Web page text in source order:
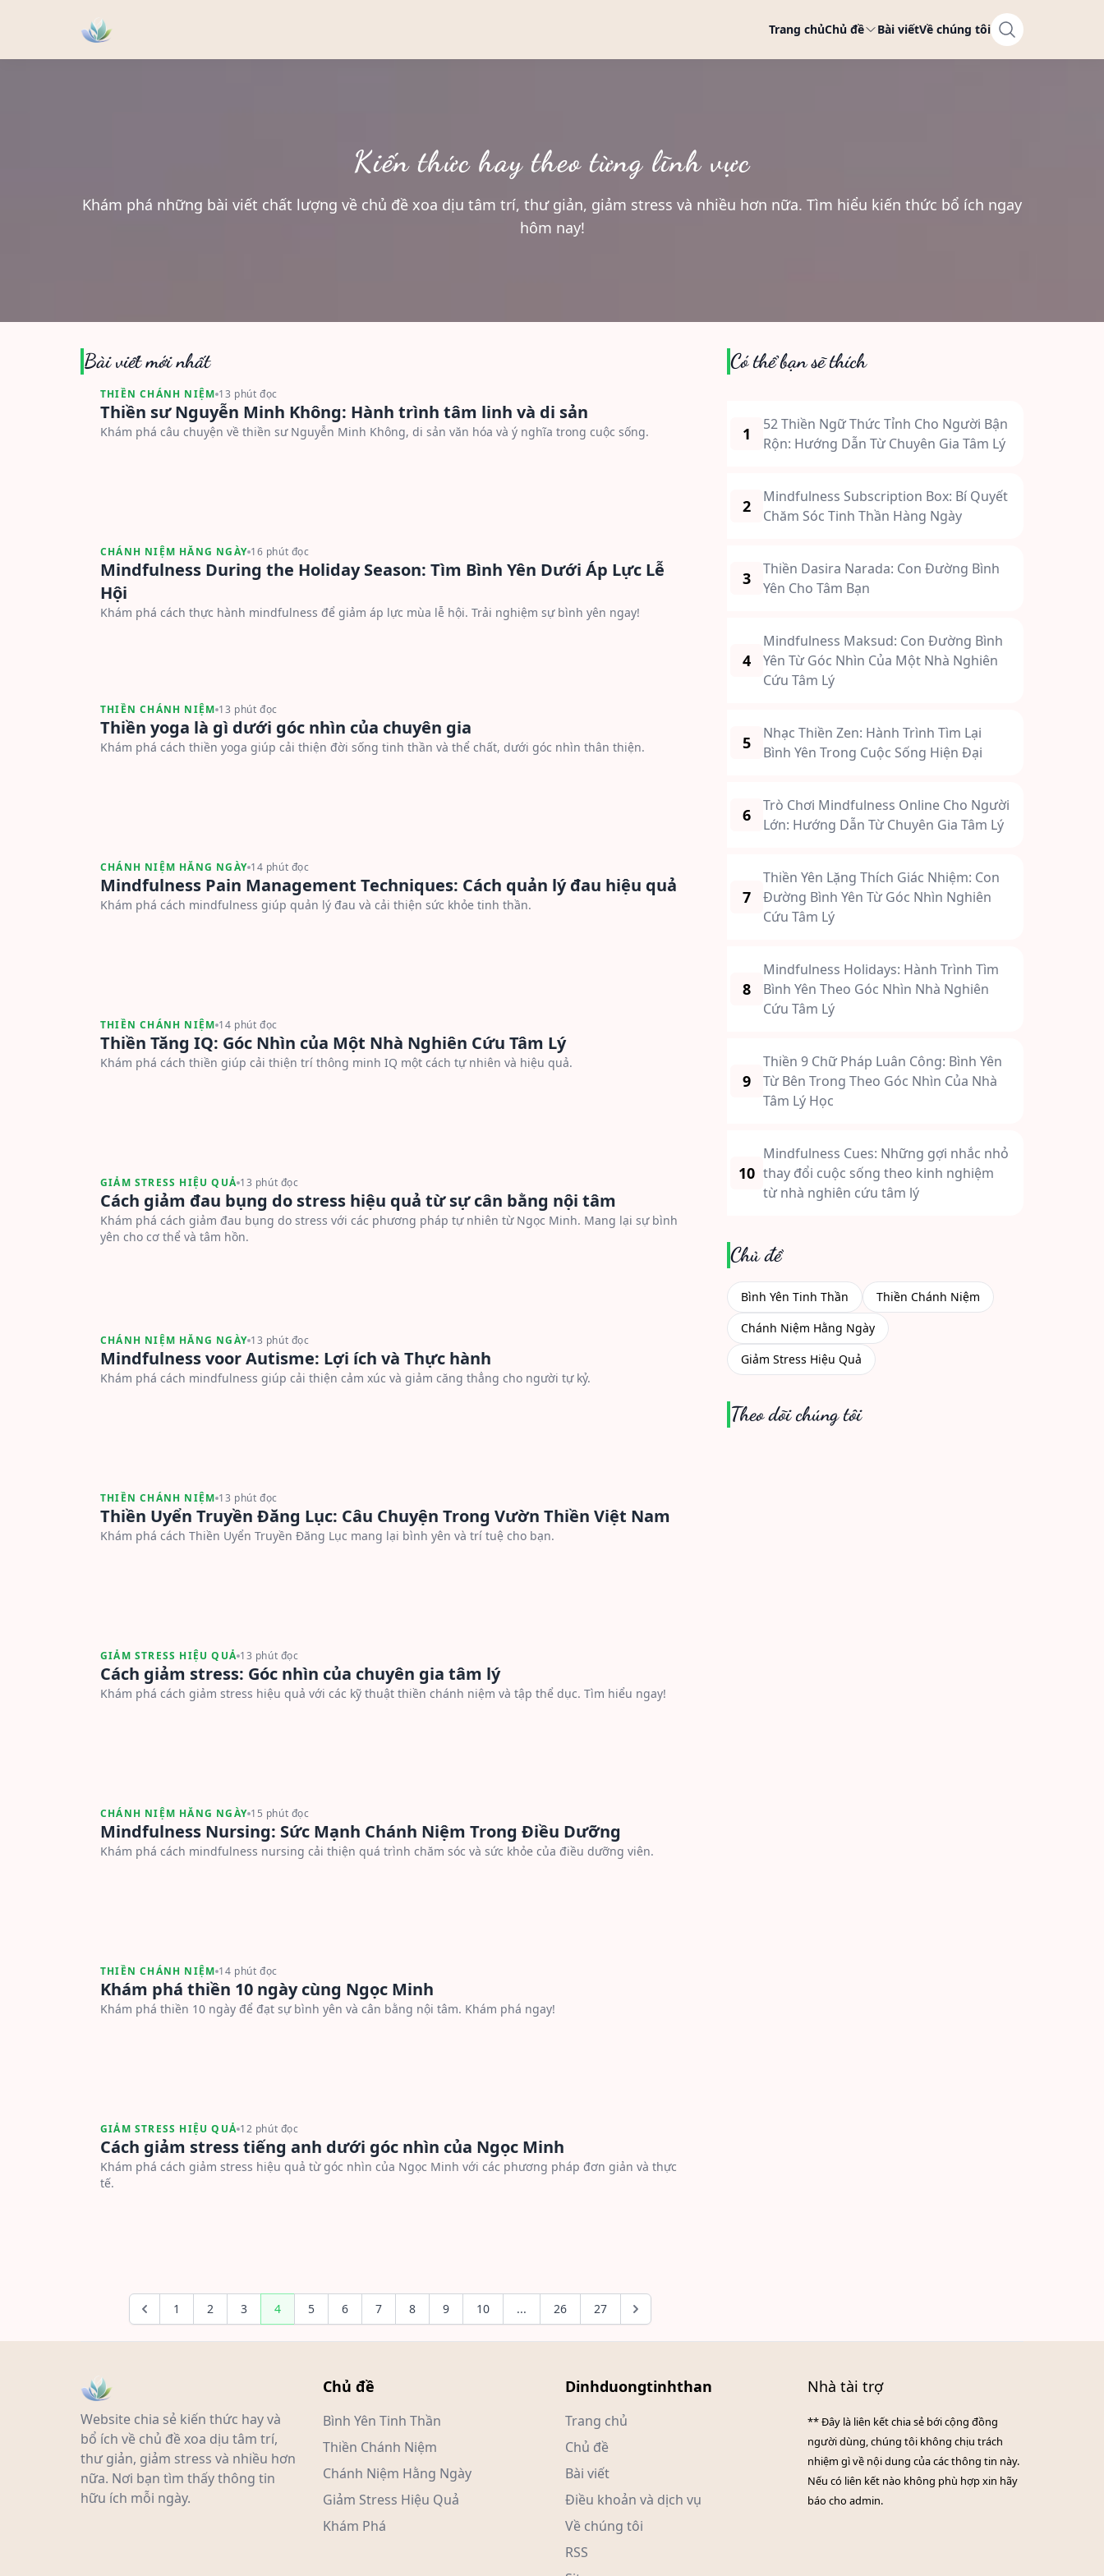
Trang chủChủ đề Bài viếtVề chúng tôi
Kiến thức hay theo từng lĩnh vực
Khám phá những bài viết chất lượng về chủ đề xoa dịu tâm trí, thư giản, giảm stress và nhiều hơn nữa. Tìm hiểu kiến thức bổ ích ngay
hôm nay!
Bài viết mới nhất
THIỀN CHÁNH NIỆM 13 phút đọc
Thiền sư Nguyễn Minh Không: Hành trình tâm linh và di sản
Khám phá câu chuyện về thiền sư Nguyễn Minh Không, di sản văn hóa và ý nghĩa trong cuộc sống.
CHÁNH NIỆM HẰNG NGÀY 16 phút đọc
Mindfulness During the Holiday Season: Tìm Bình Yên Dưới Áp Lực Lễ
Hội
Khám phá cách thực hành mindfulness để giảm áp lực mùa lễ hội. Trải nghiệm sự bình yên ngay!
THIỀN CHÁNH NIỆM 13 phút đọc
Thiền yoga là gì dưới góc nhìn của chuyên gia
Khám phá cách thiền yoga giúp cải thiện đời sống tinh thần và thể chất, dưới góc nhìn thân thiện.
CHÁNH NIỆM HẰNG NGÀY 14 phút đọc
Mindfulness Pain Management Techniques: Cách quản lý đau hiệu quả
Khám phá cách mindfulness giúp quản lý đau và cải thiện sức khỏe tinh thần.
THIỀN CHÁNH NIỆM 14 phút đọc
Thiền Tăng IQ: Góc Nhìn của Một Nhà Nghiên Cứu Tâm Lý
Khám phá cách thiền giúp cải thiện trí thông minh IQ một cách tự nhiên và hiệu quả.
GIẢM STRESS HIỆU QUẢ 13 phút đọc
Cách giảm đau bụng do stress hiệu quả từ sự cân bằng nội tâm
Khám phá cách giảm đau bụng do stress với các phương pháp tự nhiên từ Ngọc Minh. Mang lại sự bình
yên cho cơ thể và tâm hồn.
CHÁNH NIỆM HẰNG NGÀY 13 phút đọc
Mindfulness voor Autisme: Lợi ích và Thực hành
Khám phá cách mindfulness giúp cải thiện cảm xúc và giảm căng thẳng cho người tự kỷ.
THIỀN CHÁNH NIỆM 13 phút đọc
Thiền Uyển Truyền Đăng Lục: Câu Chuyện Trong Vườn Thiền Việt Nam
Khám phá cách Thiền Uyển Truyền Đăng Lục mang lại bình yên và trí tuệ cho bạn.
GIẢM STRESS HIỆU QUẢ 13 phút đọc
Cách giảm stress: Góc nhìn của chuyên gia tâm lý
Khám phá cách giảm stress hiệu quả với các kỹ thuật thiền chánh niệm và tập thể dục. Tìm hiểu ngay!
CHÁNH NIỆM HẰNG NGÀY 15 phút đọc
Mindfulness Nursing: Sức Mạnh Chánh Niệm Trong Điều Dưỡng
Khám phá cách mindfulness nursing cải thiện quá trình chăm sóc và sức khỏe của điều dưỡng viên.
THIỀN CHÁNH NIỆM 14 phút đọc
Khám phá thiền 10 ngày cùng Ngọc Minh
Khám phá thiền 10 ngày để đạt sự bình yên và cân bằng nội tâm. Khám phá ngay!
GIẢM STRESS HIỆU QUẢ 12 phút đọc
Cách giảm stress tiếng anh dưới góc nhìn của Ngọc Minh
Khám phá cách giảm stress hiệu quả từ góc nhìn của Ngọc Minh với các phương pháp đơn giản và thực
tế.
1 2 3 4 5 6 7 8 9 10 ... 26 27
Có thể bạn sẽ thích
1
52 Thiền Ngữ Thức Tỉnh Cho Người Bận
Rộn: Hướng Dẫn Từ Chuyên Gia Tâm Lý
2
Mindfulness Subscription Box: Bí Quyết
Chăm Sóc Tinh Thần Hàng Ngày
3
Thiền Dasira Narada: Con Đường Bình
Yên Cho Tâm Bạn
4
Mindfulness Maksud: Con Đường Bình
Yên Từ Góc Nhìn Của Một Nhà Nghiên
Cứu Tâm Lý
5
Nhạc Thiền Zen: Hành Trình Tìm Lại
Bình Yên Trong Cuộc Sống Hiện Đại
6
Trò Chơi Mindfulness Online Cho Người
Lớn: Hướng Dẫn Từ Chuyên Gia Tâm Lý
7
Thiền Yên Lặng Thích Giác Nhiệm: Con
Đường Bình Yên Từ Góc Nhìn Nghiên
Cứu Tâm Lý
8
Mindfulness Holidays: Hành Trình Tìm
Bình Yên Theo Góc Nhìn Nhà Nghiên
Cứu Tâm Lý
9
Thiền 9 Chữ Pháp Luân Công: Bình Yên
Từ Bên Trong Theo Góc Nhìn Của Nhà
Tâm Lý Học
10
Mindfulness Cues: Những gợi nhắc nhỏ
thay đổi cuộc sống theo kinh nghiệm
từ nhà nghiên cứu tâm lý
Chủ đề
Bình Yên Tinh Thần
Thiền Chánh Niệm
Chánh Niệm Hằng Ngày
Giảm Stress Hiệu Quả
Theo dõi chúng tôi
Website chia sẻ kiến thức hay và
bổ ích về chủ đề xoa dịu tâm trí,
thư giản, giảm stress và nhiều hơn
nữa. Nơi bạn tìm thấy thông tin
hữu ích mỗi ngày.
Chủ đề
Bình Yên Tinh Thần
Thiền Chánh Niệm
Chánh Niệm Hằng Ngày
Giảm Stress Hiệu Quả
Khám Phá
Dinhduongtinhthan
Trang chủ
Chủ đề
Bài viết
Điều khoản và dịch vụ
Về chúng tôi
RSS
Nhà tài trợ
** Đây là liên kết chia sẻ bới cộng đồng
người dùng, chúng tôi không chịu trách
nhiệm gì về nội dung của các thông tin này.
Nếu có liên kết nào không phù hợp xin hãy
báo cho admin.